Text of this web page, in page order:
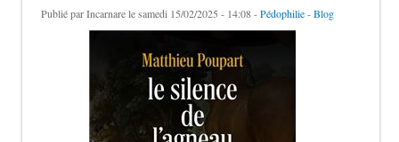
Publié parIncarnarele samedi 15/02/2025 - 14:08 -Pédophilie-Blog